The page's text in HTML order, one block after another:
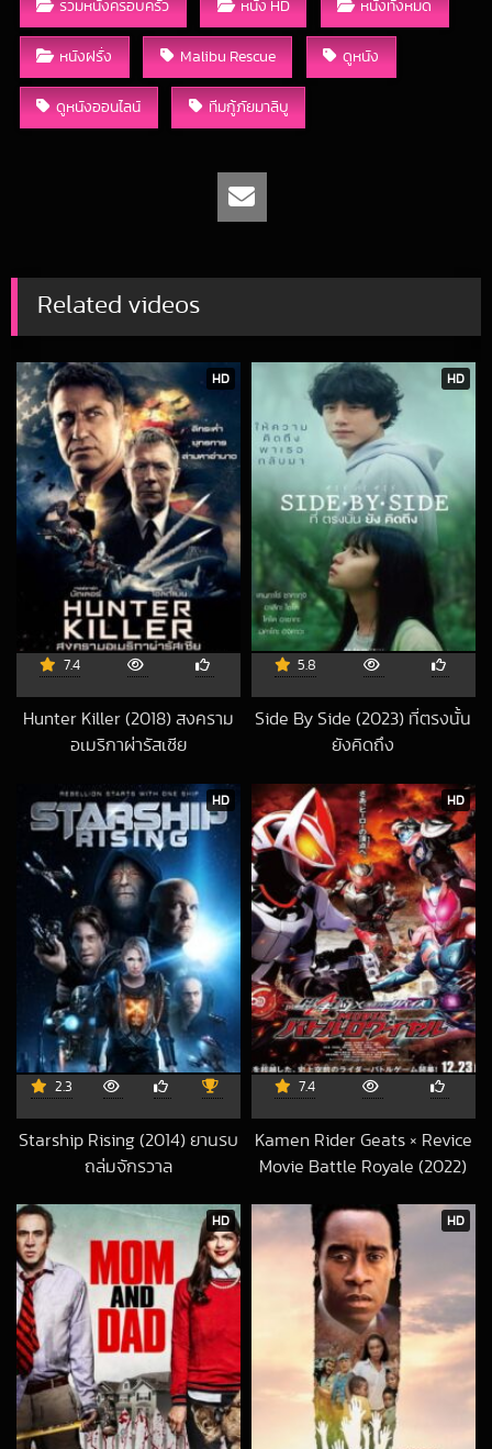
รวมหนังครอบครัว หนัง HD หนังทั้งหมด
หนังฝรั่ง Malibu Rescue ดูหนัง
ดูหนังออนไลน์ ทีมกู้ภัยมาลิบู
Related videos
HD
7.4
Hunter Killer (2018) สงคราม
อเมริกาผ่ารัสเซีย
HD
5.8
Side By Side (2023) ที่ตรงนั้น
ยังคิดถึง
HD
2.3
Starship Rising (2014) ยานรบ
ถล่มจักรวาล
HD
7.4
Kamen Rider Geats × Revice
Movie Battle Royale (2022)
แบทเทิลรอยัล
2023-08-19 UTC
HD HD